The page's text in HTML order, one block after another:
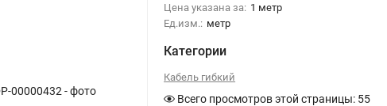
00000432 - фото
Цена указана за: 1 метр
Ед.изм.: метр
Категории
Кабель гибкий
Всего просмотров этой страницы: 55